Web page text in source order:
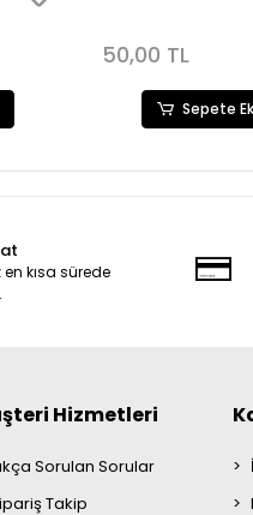
50,00 TL
Sepete
kısa sürede
Hizmetleri
Sorulan Sorular
Takip